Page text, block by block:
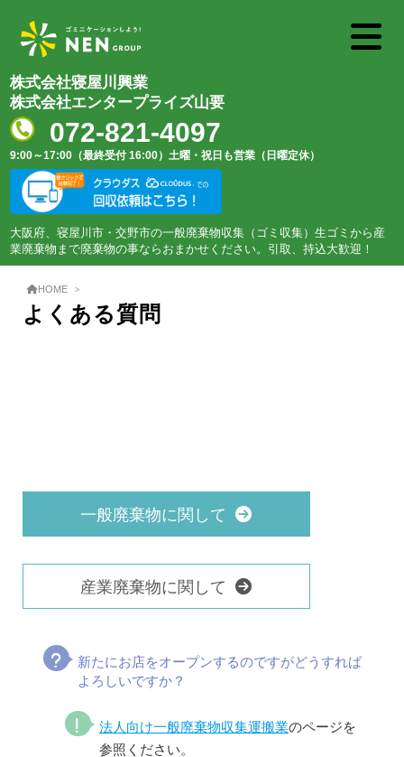
株式会社寝屋川興業
株式会社エンタープライズ山要
072-821-4097
9:00～17:00（最終受付 16:00） 土曜・祝日も営業（日曜定休）
大阪府、寝屋川市・交野市の一般廃棄物収集（ゴミ収集）生ゴミから産
業廃棄物まで廃棄物の事ならおまかせください。引取、持込大歓迎！
HOME
よくある質問
一般廃棄物に関して
産業廃棄物に関して
新たにお店をオープンするのですがどうすれば
よろしいですか？
法人向け一般廃棄物収集運搬業のページを
参照ください。